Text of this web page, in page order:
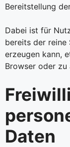
Bereitstellung
Dabei ist für
bereits der
erzeugen kann,
Browser oder zu
Daten